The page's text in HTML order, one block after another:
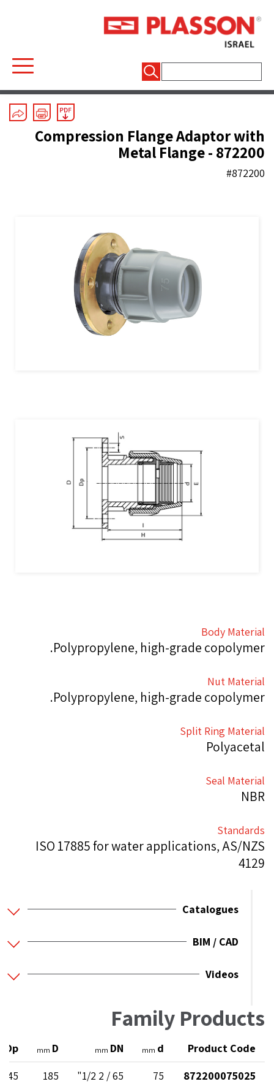
Line 7 Grey/Flanged Fittings
Compression Flange Adaptor with
Metal Flange - 872200
#872200
Body Material
Polypropylene, high-grade copolymer.
Nut Material
Polypropylene, high-grade copolymer.
Split Ring Material
Polyacetal
Seal Material
NBR
Standards
ISO 17885 for water applications, AS/NZS
4129
Catalogues
BIM / CAD
Videos
Family Products
Product Code
d
mm
DN
mm
D
mm
Dp
872200075025
75
65 / 2 1/2"
185
145